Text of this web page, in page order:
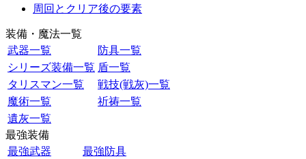
周回とクリア後の要素
装備・魔法一覧
武器一覧
防具一覧
シリーズ装備一覧 盾一覧
タリスマン一覧
戦技(戦灰)一覧
魔術一覧
祈祷一覧
遺灰一覧
最強装備
最強武器
最強防具